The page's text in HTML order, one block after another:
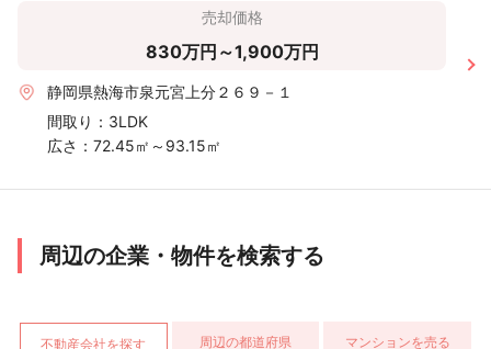
売却価格
830万円～1,900万円
静岡県熱海市泉元宮上分２６９－１
間取り： 3LDK
広さ： 72.45㎡～93.15㎡
周辺の企業・物件を検索する
不動産会社を探す 周辺の都道府県 マンションを売る